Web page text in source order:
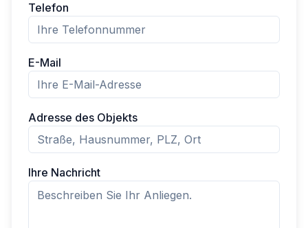
Telefon
E-Mail
Adresse des Objekts
Ihre Nachricht